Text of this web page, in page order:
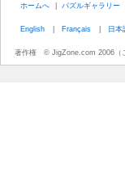
ホームへ | パズルギャラリー
English | Français | 日本
著作権 © JigZone.com 2006（こ